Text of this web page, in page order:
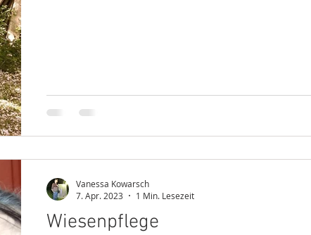
Wiesenpflege
Vanessa Kowarsch
7. Apr. 2023
1 Min. Lesezeit